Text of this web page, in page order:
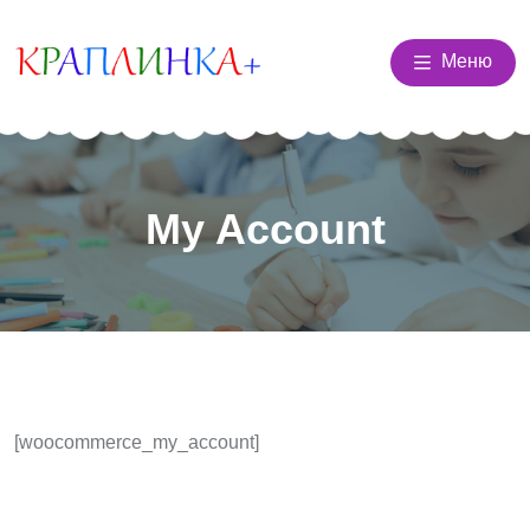
Меню
My Account
[woocommerce_my_account]